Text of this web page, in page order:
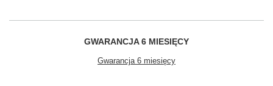
GWARANCJA 6 MIESIĘCY
Gwarancja 6 miesięcy